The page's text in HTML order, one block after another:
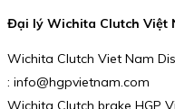
Đại lý Wichita Clutch Việt
Wichita Clutch Viet Nam
: info@hgpvietnam.com
Wichita Clutch brake HGP